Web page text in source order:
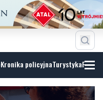
Kronika policyjnaTurystyka